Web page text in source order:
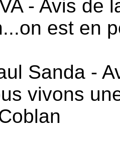
- Avis de
est en
Sanda -
vivons